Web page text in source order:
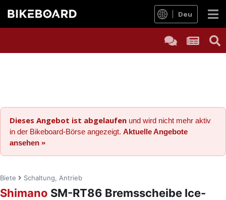
Deu
Dieses Angebot ist abgelaufen und wird nicht mehr aktiv
in der Bikeboard-Börse angezeigt. Aktuelle Angebote
ansehen »
Biete Schaltung, Antrieb
Shimano SM-RT86 Bremsscheibe Ice-